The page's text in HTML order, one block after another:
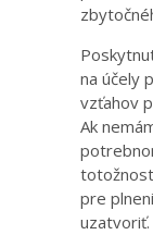
na účely
vzťahov
Ak
pre
uzatvoriť.